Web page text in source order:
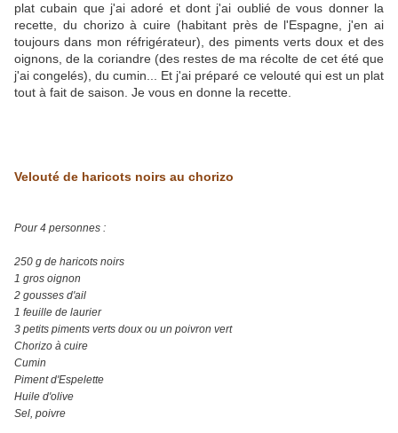
plat cubain que j'ai adoré et dont j'ai oublié de vous donner la
recette, du chorizo à cuire (habitant près de l'Espagne, j'en ai
toujours dans mon réfrigérateur), des piments verts doux et des
oignons, de la coriandre (des restes de ma récolte de cet été que
j'ai congelés), du cumin... Et j'ai préparé ce velouté qui est un plat
tout à fait de saison. Je vous en donne la recette.
Velouté de haricots noirs au chorizo
Pour 4 personnes :
250 g de haricots noirs
1 gros oignon
2 gousses d'ail
1 feuille de laurier
3 petits piments verts doux ou un poivron vert
Chorizo à cuire
Cumin
Piment d'Espelette
Huile d'olive
Sel, poivre